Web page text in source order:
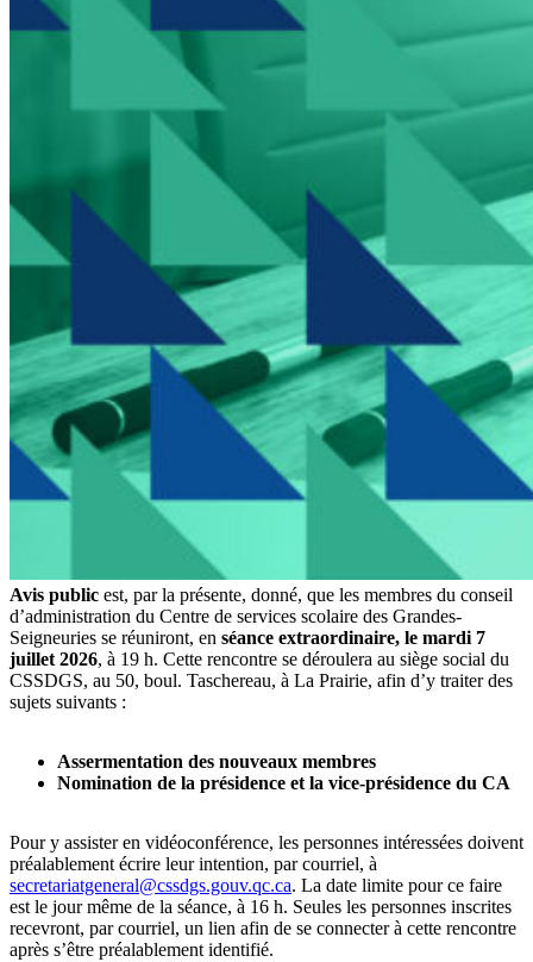
Avis public est, par la présente, donné, que les membres du conseil
d’administration du Centre de services scolaire des Grandes-
Seigneuries se réuniront, en séance extraordinaire, le mardi 7
juillet 2026, à 19 h. Cette rencontre se déroulera au siège social du
CSSDGS, au 50, boul. Taschereau, à La Prairie, afin d’y traiter des
sujets suivants :
Assermentation des nouveaux membres
Nomination de la présidence et la vice-présidence du CA
Pour y assister en vidéoconférence, les personnes intéressées doivent
préalablement écrire leur intention, par courriel, à
secretariatgeneral@cssdgs.gouv.qc.ca. La date limite pour ce faire
est le jour même de la séance, à 16 h. Seules les personnes inscrites
recevront, par courriel, un lien afin de se connecter à cette rencontre
après s’être préalablement identifié.